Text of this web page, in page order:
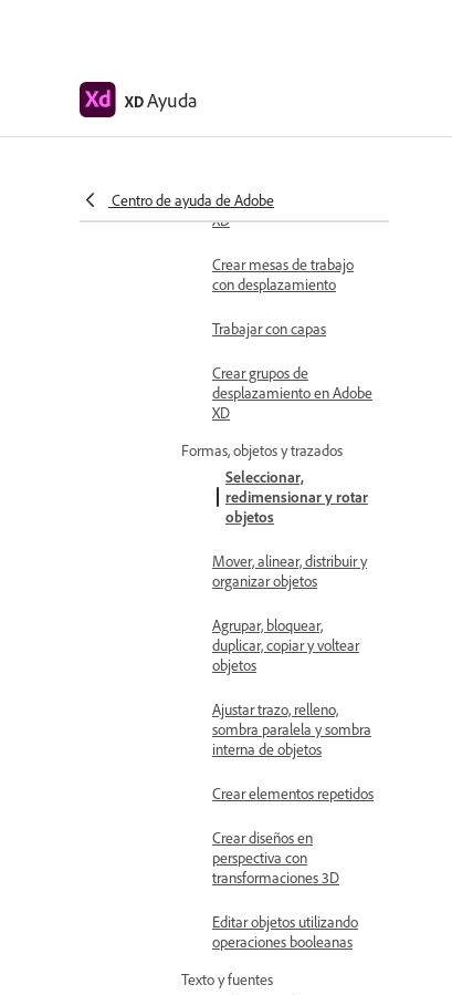
XDAyuda
Centro de ayuda de Adobe
Mesas de trabajo, guías y capas
Introducción a las mesas
Usar guías y cuadrículas en
XD
Crear mesas de trabajo
con desplazamiento
Trabajar con capas
Crear grupos de
desplazamiento en Adobe
XD
Formas, objetos y trazados
Seleccionar,
redimensionar y rotar
objetos
Mover, alinear, distribuir y
organizar objetos
Agrupar, bloquear,
duplicar, copiar y voltear
objetos
Ajustar trazo, relleno,
sombra paralela y sombra
interna de objetos
Crear elementos repetidos
Crear diseños en
perspectiva con
transformaciones 3D
Editar objetos utilizando
operaciones booleanas
Texto y fuentes